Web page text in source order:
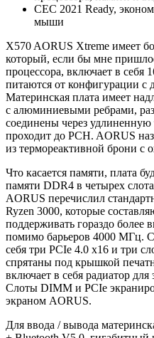
CEC 2021 Ready,
мыши
X570 AORUS Xtreme имеет
который, если бы мне
процессора, включает в
питаются от конфигурации с
Материнская плата имеет
с алюминиевыми ребрами,
соединены через удлиненную
проходит до PCH. AORUS
из термореактивной брони с
Что касается памяти, плата
памяти DDR4 в четырех
AORUS перечислил
Ryzen 3000, которые
поддерживать гораздо более
помимо барьеров 4000 МГц.
себя три PCIe 4.0 x16 и три
спрятаны под крышкой
включает в себя радиатор
Слоты DIMM и PCIe
экраном AORUS.
Для ввода / вывода